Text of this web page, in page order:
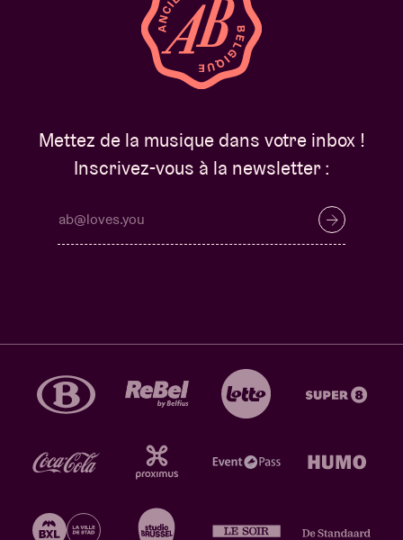
Mettez de la musique dans votre inbox !
Inscrivez-vous à la newsletter :